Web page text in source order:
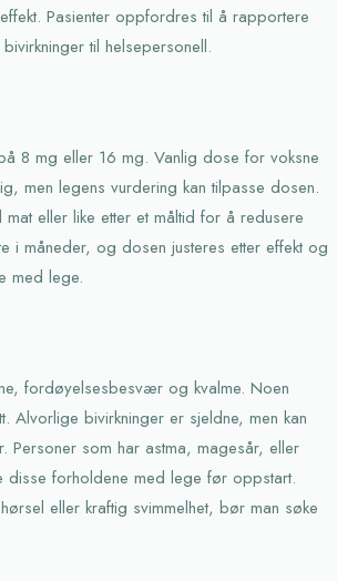
Pasienter oppfordres til å rapportere
til helsepersonell.
8 mg eller 16 mg. Vanlig dose for voksne
men legens vurdering kan tilpasse dosen.
mat eller like etter et måltid for å redusere
i måneder, og dosen justeres etter effekt og
med lege.
fordøyelsesbesvær og kvalme. Noen
Alvorlige bivirkninger er sjeldne, men kan
Personer som har astma, magesår, eller
disse forholdene med lege før oppstart.
eller kraftig svimmelhet, bør man søke